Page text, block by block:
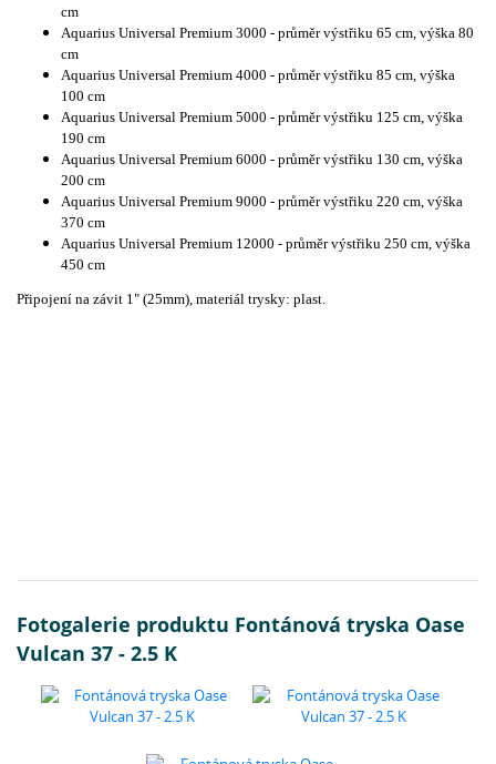
cm
Aquarius Universal Premium 3000 - průměr výstřiku 65 cm, výška 80
cm
Aquarius Universal Premium 4000 - průměr výstřiku 85 cm, výška
100 cm
Aquarius Universal Premium 5000 - průměr výstřiku 125 cm, výška
190 cm
Aquarius Universal Premium 6000 - průměr výstřiku 130 cm, výška
200 cm
Aquarius Universal Premium 9000 - průměr výstřiku 220 cm, výška
370 cm
Aquarius Universal Premium 12000 - průměr výstřiku 250 cm, výška
450 cm
Připojení na závit 1" (25mm), materiál trysky: plast.
Fotogalerie produktu Fontánová tryska Oase
Vulcan 37 - 2.5 K